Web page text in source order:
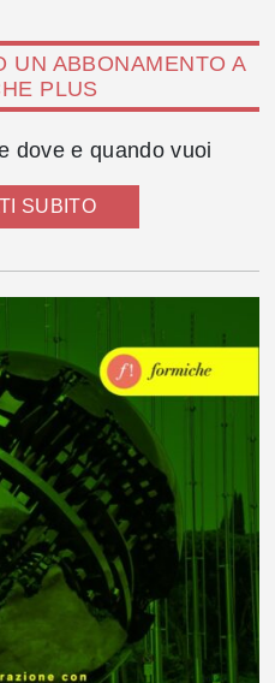
UN ABBONAMENTO A
PLUS
dove e quando vuoi
SUBITO